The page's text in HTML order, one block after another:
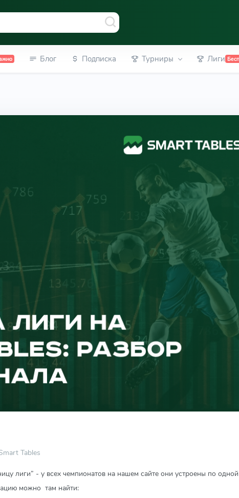
Блог Подписка Турниры Лиги
Tables
лиги” - у всех чемпионатов на нашем сайте они устроены по одной
можно там найти: